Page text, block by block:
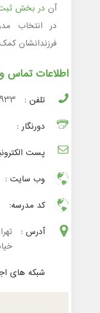
آن در بخش ثبت
در انتخاب
فرزندانشان
اطلاعات تماس
تلفن :
دورنگار :
پست
وب سایت :
کد مدرسه:
آدرس :
شبکه های